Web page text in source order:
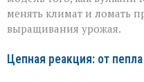
менять климат и ломать
выращивания урожая.
Цепная реакция: от